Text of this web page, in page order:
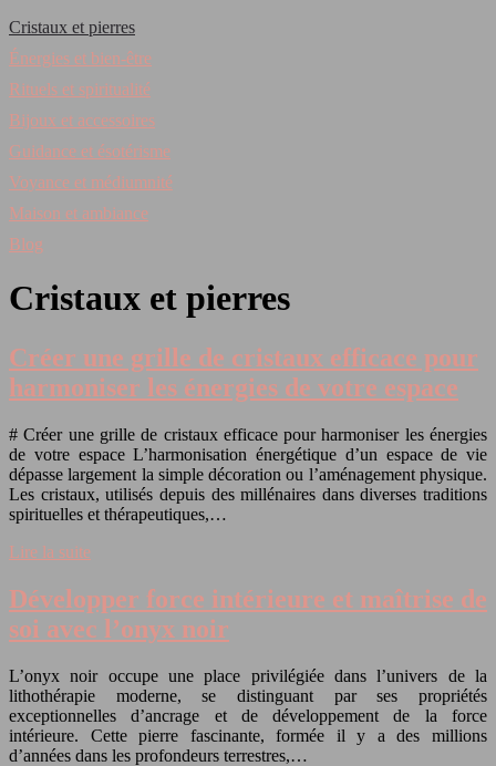
Cristaux et pierres
Énergies et bien-être
Rituels et spiritualité
Bijoux et accessoires
Guidance et ésotérisme
Voyance et médiumnité
Maison et ambiance
Blog
Cristaux et pierres
Créer une grille de cristaux efficace pour
harmoniser les énergies de votre espace
# Créer une grille de cristaux efficace pour harmoniser les énergies
de votre espace L’harmonisation énergétique d’un espace de vie
dépasse largement la simple décoration ou l’aménagement physique.
Les cristaux, utilisés depuis des millénaires dans diverses traditions
spirituelles et thérapeutiques,…
Lire la suite
Développer force intérieure et maîtrise de
soi avec l’onyx noir
L’onyx noir occupe une place privilégiée dans l’univers de la
lithothérapie moderne, se distinguant par ses propriétés
exceptionnelles d’ancrage et de développement de la force
intérieure. Cette pierre fascinante, formée il y a des millions
d’années dans les profondeurs terrestres,…